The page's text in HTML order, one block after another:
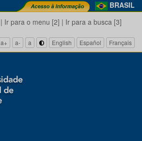
BRASIL
| Ir para o menu [2] | Ir para a busca [3]
a+ a- a English Español Français